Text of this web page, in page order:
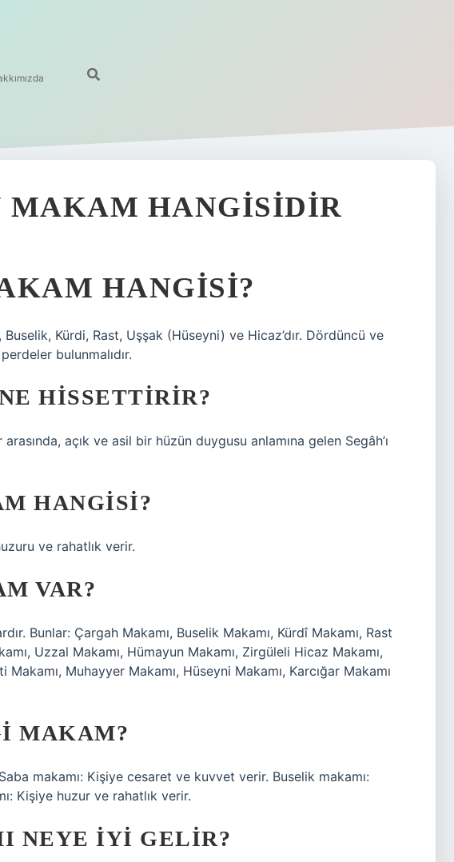
MAKAM HANGISIDIR
HANGISI?
Kürdi, Rast, Uşşak (Hüseyni) ve Hicaz’dır. Dördüncü ve
bulunmalıdır.
HISSETTIRIR?
açık ve asil bir hüzün duygusu anlamına gelen Segâh’ı
HANGISI?
ve rahatlık verir.
VAR?
Bunlar: Çargah Makamı, Buselik Makamı, Kürdî Makamı, Rast
Uzzal Makamı, Hümayun Makamı, Zirgüleli Hicaz Makamı,
Makamı, Muhayyer Makamı, Hüseyni Makamı, Karcığar Makamı
MAKAM?
makamı: Kişiye cesaret ve kuvvet verir. Buselik makamı:
Kişiye huzur ve rahatlık verir.
NEYE IYI GELIR?